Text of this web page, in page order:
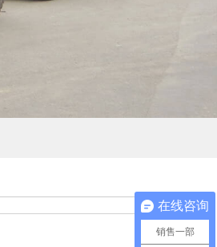
在线咨询
销售一部